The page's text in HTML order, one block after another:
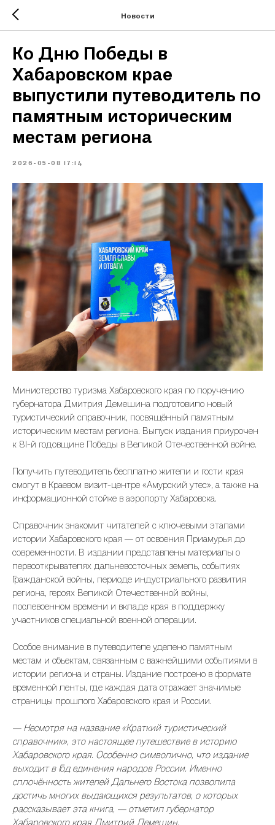
Новости
Ко Дню Победы в
Хабаровском крае
выпустили путеводитель по
памятным историческим
местам региона
2026-05-08 17:14
Министерство туризма Хабаровского края по поручению
губернатора Дмитрия Демешина подготовило новый
туристический справочник, посвящённый памятным
историческим местам региона. Выпуск издания приурочен
к 81-й годовщине Победы в Великой Отечественной войне.
Получить путеводитель бесплатно жители и гости края
смогут в Краевом визит-центре «Амурский утес», а также на
информационной стойке в аэропорту Хабаровска.
Справочник знакомит читателей с ключевыми этапами
истории Хабаровского края — от освоения Приамурья до
современности. В издании представлены материалы о
первооткрывателях дальневосточных земель, событиях
Гражданской войны, периоде индустриального развития
региона, героях Великой Отечественной войны,
послевоенном времени и вкладе края в поддержку
участников специальной военной операции.
Особое внимание в путеводителе уделено памятным
местам и объектам, связанным с важнейшими событиями в
истории региона и страны. Издание построено в формате
временной ленты, где каждая дата отражает значимые
страницы прошлого Хабаровского края и России.
— Несмотря на название «Краткий туристический
справочник», это настоящее путешествие в историю
Хабаровского края. Особенно символично, что издание
выходит в Год единения народов России. Именно
сплочённость жителей Дальнего Востока позволила
достичь многих выдающихся результатов, о которых
рассказывает эта книга, — отметил губернатор
Хабаровского края Дмитрий Демешин.